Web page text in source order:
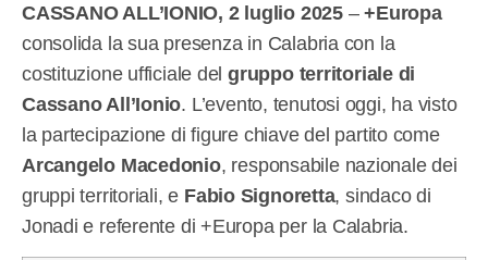
CASSANO ALL’IONIO, 2 luglio 2025–+Europa
consolida la sua presenza in Calabria con la
costituzione ufficiale delgruppo territoriale di
Cassano All’Ionio. L’evento, tenutosi oggi, ha visto
la partecipazione di figure chiave del partito come
Arcangelo Macedonio, responsabile nazionale dei
gruppi territoriali, e Fabio Signoretta, sindaco di
Jonadi e referente di +Europa per la Calabria.